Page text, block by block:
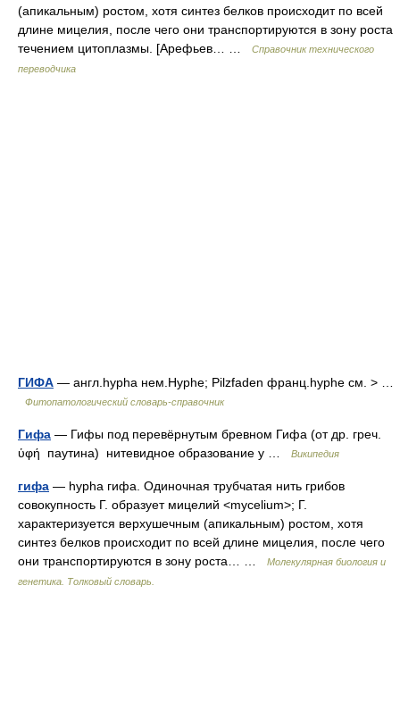
(апикальным) ростом, хотя синтез белков происходит по всей
длине мицелия, после чего они транспортируются в зону роста
течением цитоплазмы. [Арефьев… …
Справочник технического
переводчика
ГИФА — англ.hypha нем.Hyphe; Pilzfaden франц.hyphe см. > …
Фитопатологический словарь-справочник
Гифа — Гифы под перевёрнутым бревном Гифа (от др. греч.
ὑφή паутина) нитевидное образование у …
Википедия
гифа — hypha гифа. Одиночная трубчатая нить грибов
совокупность Г. образует мицелий <mycelium>; Г.
характеризуется верхушечным (апикальным) ростом, хотя
синтез белков происходит по всей длине мицелия, после чего
они транспортируются в зону роста… …
Молекулярная биология и
генетика. Толковый словарь.